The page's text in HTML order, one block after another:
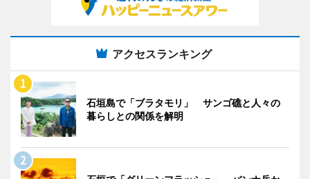
アクセスランキング
石垣島で「ブラタモリ」 サンゴ礁と人々の
暮らしとの関係を解明